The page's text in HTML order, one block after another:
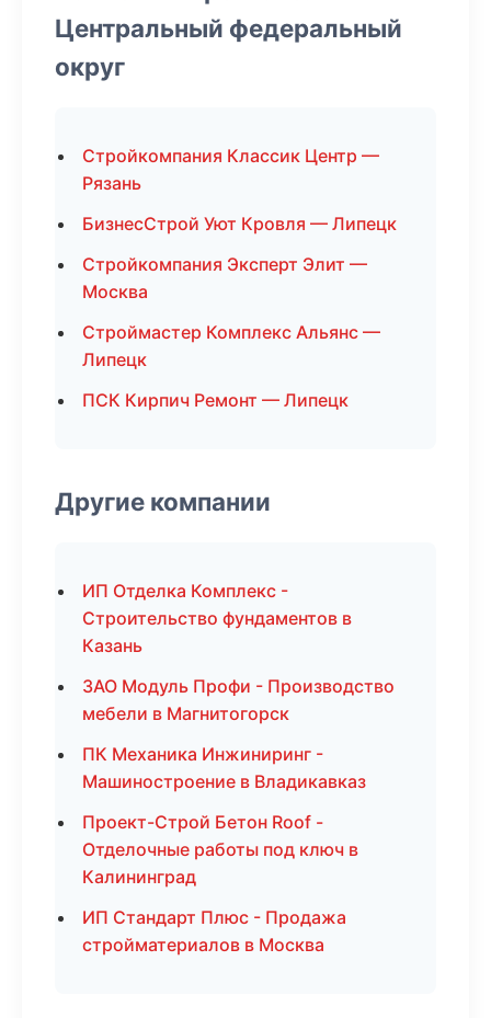
Центральный федеральный
округ
Стройкомпания Классик Центр —
Рязань
БизнесСтрой Уют Кровля — Липецк
Стройкомпания Эксперт Элит —
Москва
Строймастер Комплекс Альянс —
Липецк
ПСК Кирпич Ремонт — Липецк
Другие компании
ИП Отделка Комплекс -
Строительство фундаментов в
Казань
ЗАО Модуль Профи - Производство
мебели в Магнитогорск
ПК Механика Инжиниринг -
Машиностроение в Владикавказ
Проект-Строй Бетон Roof -
Отделочные работы под ключ в
Калининград
ИП Стандарт Плюс - Продажа
стройматериалов в Москва